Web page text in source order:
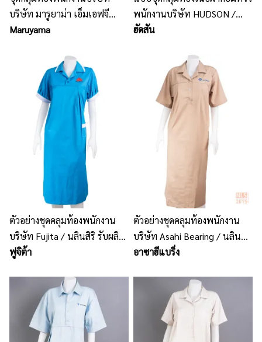
บริษัท มารูยาม่า เอ็มเอฟจี
(ประเทศไทย) จำกัด เนื้อผ้าลาค
Maruyama
พนักงานบริษัท HUDSON /
นลินสิริ รับผลิตชุดคลุมท้อง
ฮัดสัน
ตัวอย่างชุดคลุมท้องพนักงาน
บริษัท Fujita / นลินสิริ รับผลิต
ชุดคลุมท้องพนักงาน รับตัดชุด
ฟูจิต้า
ตัวอย่างชุดคลุมท้องพนักงาน
บริษัท Asahi Bearing / นลินสิริ
รับผลิตชุดคลุมท้องพนักงาน
อาซาฮีแบริ่ง